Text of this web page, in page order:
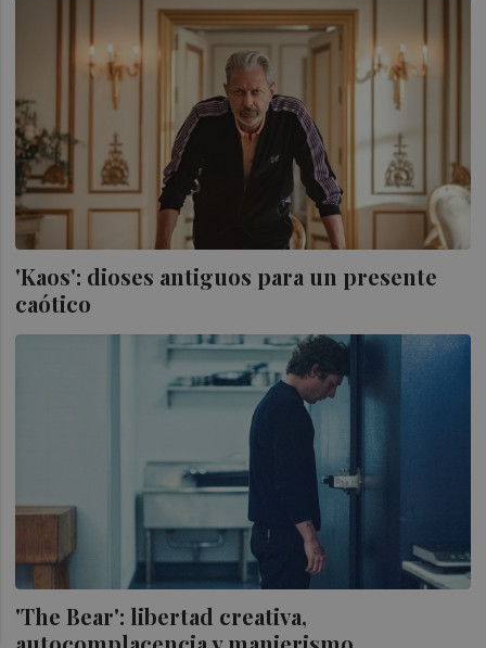
'Kaos': dioses antiguos para un presente
caótico
'The Bear': libertad creativa,